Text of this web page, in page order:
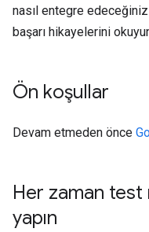
nasıl entegre edeceğiniz
başarı hikayelerini
Ön koşullar
Devam etmeden önce
Her zaman test
yapın